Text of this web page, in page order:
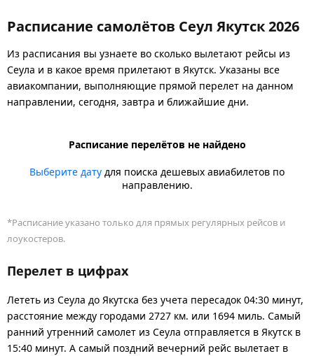
Расписание самолётов Сеул Якутск 2026
Из расписания вы узнаете во сколько вылетают рейсы из
Сеула и в какое время прилетают в Якутск. Указаны все
авиакомпании, выполняющие прямой перелет на данном
направлении, сегодня, завтра и ближайшие дни.
Расписание перелётов не найдено
Выберите дату для поиска дешевых авиабилетов по
направлению.
*Расписание указано только для прямых регулярных рейсов и
лоукостеров.
Перелет в цифрах
Лететь из Сеула до Якутска без учета пересадок 04:30 минут,
расстояние между городами 2727 км. или 1694 миль. Самый
ранний утренний самолет из Сеула отправляется в Якутск в
15:40 минут. А самый поздний вечерний рейс вылетает в